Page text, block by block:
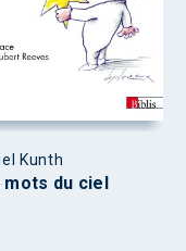
Kunth
mots du ciel